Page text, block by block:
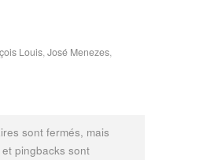
Louis,José Menezes,
sont fermés, mais
et pingbacks sont